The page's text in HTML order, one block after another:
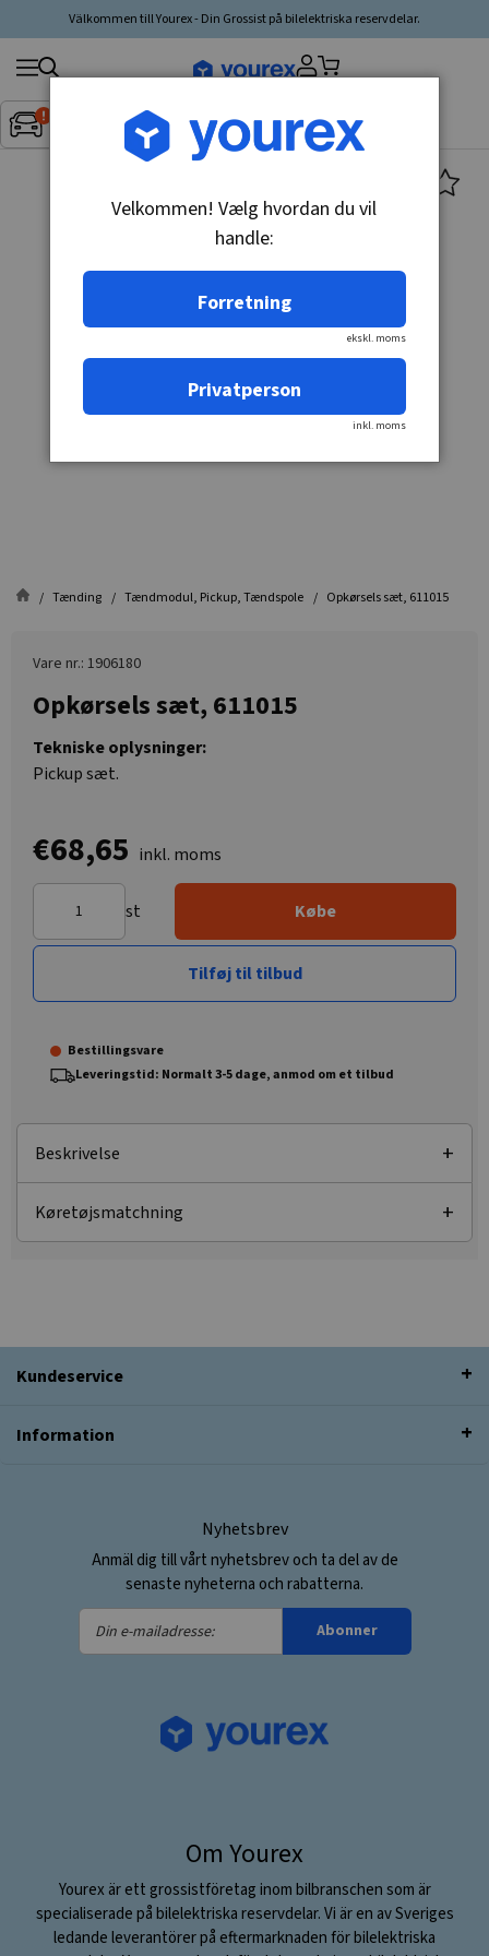
Välkommen till Yourex - Din Grossist på bilelektriska reservdelar.
Inget fordon valt▼
Søg
produkt,
producent,
Tænding Tændmodul, Pickup, Tændspole Opkørsels sæt, 611015
Vare nr.: 1906180
Opkørsels sæt, 611015
Tekniske oplysninger:
Pickup sæt.
€68,65 inkl. moms
st Købe
Tilføj til tilbud
Bestillingsvare
Leveringstid: Normalt 3-5 dage, anmod om et tilbud
Beskrivelse
Køretøjsmatchning
Kundeservice
Information
Nyhetsbrev
Anmäl dig till vårt nyhetsbrev och ta del av de
senaste nyheterna och rabatterna.
Din
e-
Abonner
Om Yourex
Yourex är ett grossistföretag inom bilbranschen som är
specialiserade på bilelektriska reservdelar. Vi är en av Sveriges
ledande leverantörer på eftermarknaden för bilelektriska
Velkommen! Vælg hvordan du vil
handle:
Forretning
ekskl. moms
Privatperson
inkl. moms